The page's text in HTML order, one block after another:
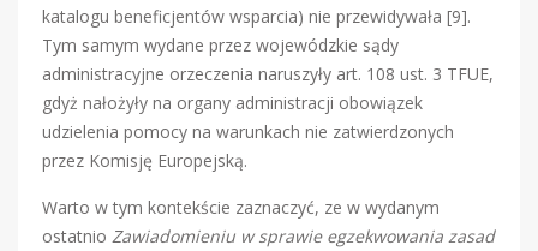
katalogu beneficjentów wsparcia) nie przewidywała [9].
Tym samym wydane przez wojewódzkie sądy
administracyjne orzeczenia naruszyły art. 108 ust. 3 TFUE,
gdyż nałożyły na organy administracji obowiązek
udzielenia pomocy na warunkach nie zatwierdzonych
przez Komisję Europejską.
Warto w tym kontekście zaznaczyć, ze w wydanym
ostatnio Zawiadomieniu w sprawie egzekwowania zasad